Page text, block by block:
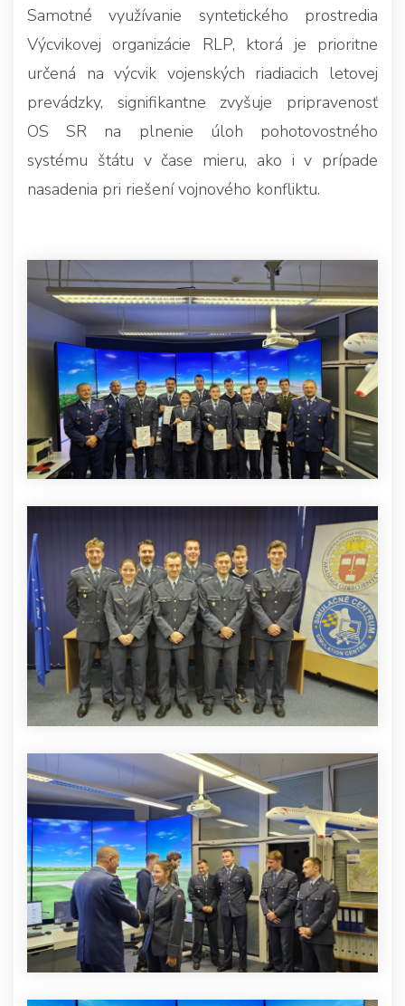
Samotné využívanie syntetického prostredia
Výcvikovej organizácie RLP, ktorá je prioritne
určená na výcvik vojenských riadiacich letovej
prevádzky, signifikantne zvyšuje pripravenosť
OS SR na plnenie úloh pohotovostného
systému štátu v čase mieru, ako i v prípade
nasadenia pri riešení vojnového konfliktu.